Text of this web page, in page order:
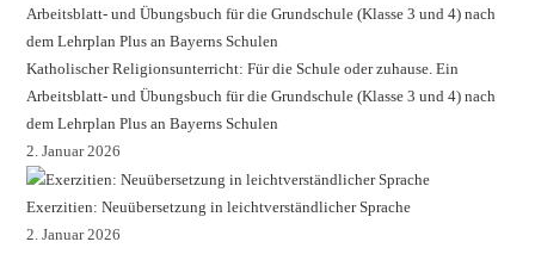
Katholischer Religionsunterricht: Für die Schule oder zuhause. Ein
Arbeitsblatt- und Übungsbuch für die Grundschule (Klasse 3 und 4) nach
dem Lehrplan Plus an Bayerns Schulen
2. Januar 2026
Exerzitien: Neuübersetzung in leichtverständlicher Sprache
2. Januar 2026